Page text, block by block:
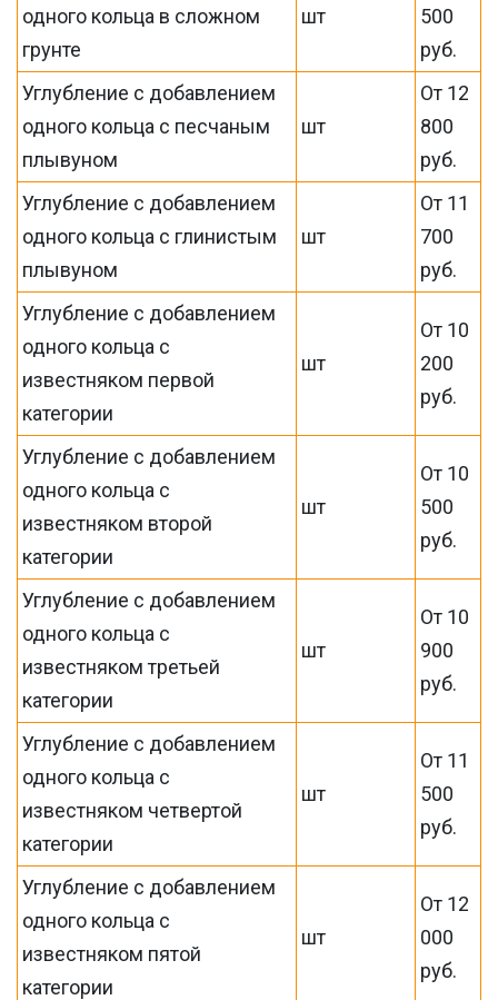
одного кольца в сложном
грунте
шт
500
руб.
Углубление с добавлением
одного кольца с песчаным
плывуном
шт
От 12
800
руб.
Углубление с добавлением
одного кольца с глинистым
плывуном
шт
От 11
700
руб.
Углубление с добавлением
одного кольца с
известняком первой
категории
шт
От 10
200
руб.
Углубление с добавлением
одного кольца с
известняком второй
категории
шт
От 10
500
руб.
Углубление с добавлением
одного кольца с
известняком третьей
категории
шт
От 10
900
руб.
Углубление с добавлением
одного кольца с
известняком четвертой
категории
шт
От 11
500
руб.
Углубление с добавлением
одного кольца с
известняком пятой
категории
шт
От 12
000
руб.